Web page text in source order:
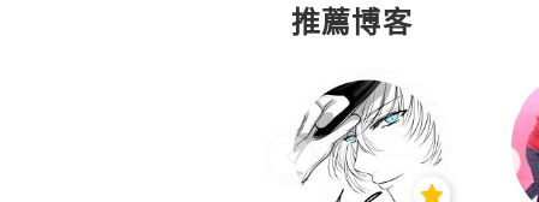
推薦博客